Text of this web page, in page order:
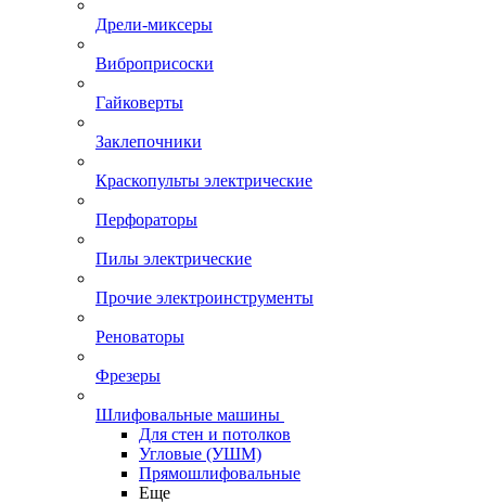
Дрели-миксеры
Виброприсоски
Гайковерты
Заклепочники
Краскопульты электрические
Перфораторы
Пилы электрические
Прочие электроинструменты
Реноваторы
Фрезеры
Шлифовальные машины
Для стен и потолков
Угловые (УШМ)
Прямошлифовальные
Еще